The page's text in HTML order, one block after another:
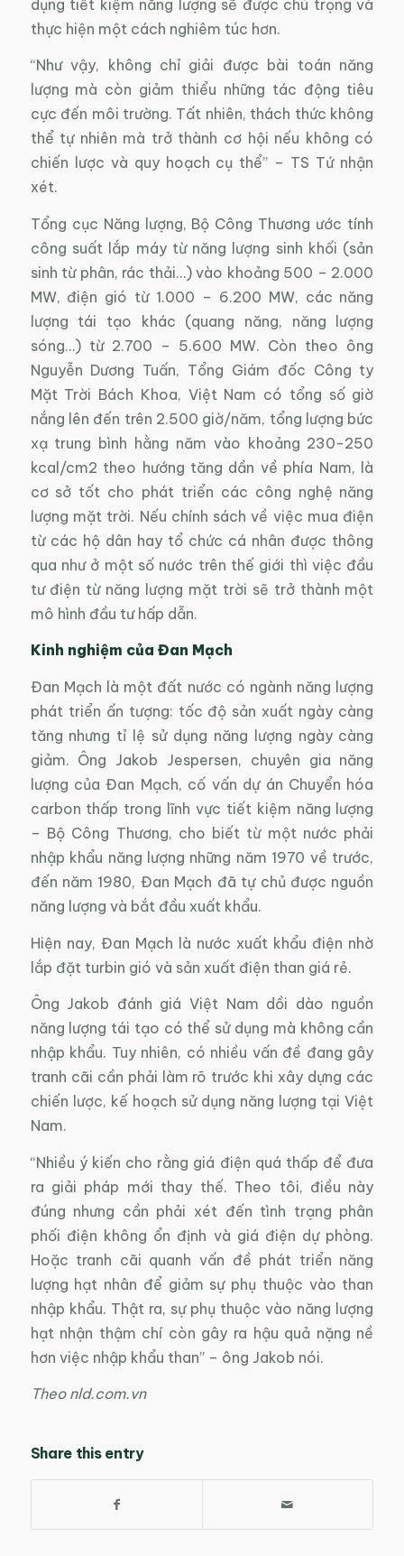
dụng tiết kiệm năng lượng sẽ được chú trọng và
thực hiện một cách nghiêm túc hơn.
“Như vậy, không chỉ giải được bài toán năng
lượng mà còn giảm thiểu những tác động tiêu
cực đến môi trường. Tất nhiên, thách thức không
thể tự nhiên mà trở thành cơ hội nếu không có
chiến lược và quy hoạch cụ thể” – TS Tứ nhận
xét.
Tổng cục Năng lượng, Bộ Công Thương ước tính
công suất lắp máy từ năng lượng sinh khối (sản
sinh từ phân, rác thải…) vào khoảng 500 – 2.000
MW, điện gió từ 1.000 – 6.200 MW, các năng
lượng tái tạo khác (quang năng, năng lượng
sóng…) từ 2.700 – 5.600 MW. Còn theo ông
Nguyễn Dương Tuấn, Tổng Giám đốc Công ty
Mặt Trời Bách Khoa, Việt Nam có tổng số giờ
nắng lên đến trên 2.500 giờ/năm, tổng lượng bức
xạ trung bình hằng năm vào khoảng 230-250
kcal/cm2 theo hướng tăng dần về phía Nam, là
cơ sở tốt cho phát triển các công nghệ năng
lượng mặt trời. Nếu chính sách về việc mua điện
từ các hộ dân hay tổ chức cá nhân được thông
qua như ở một số nước trên thế giới thì việc đầu
tư điện từ năng lượng mặt trời sẽ trở thành một
mô hình đầu tư hấp dẫn.
Kinh nghiệm của Đan Mạch
Đan Mạch là một đất nước có ngành năng lượng
phát triển ấn tượng: tốc độ sản xuất ngày càng
tăng nhưng tỉ lệ sử dụng năng lượng ngày càng
giảm. Ông Jakob Jespersen, chuyên gia năng
lượng của Đan Mạch, cố vấn dự án Chuyển hóa
carbon thấp trong lĩnh vực tiết kiệm năng lượng
– Bộ Công Thương, cho biết từ một nước phải
nhập khẩu năng lượng những năm 1970 về trước,
đến năm 1980, Đan Mạch đã tự chủ được nguồn
năng lượng và bắt đầu xuất khẩu.
Hiện nay, Đan Mạch là nước xuất khẩu điện nhờ
lắp đặt turbin gió và sản xuất điện than giá rẻ.
Ông Jakob đánh giá Việt Nam dồi dào nguồn
năng lượng tái tạo có thể sử dụng mà không cần
nhập khẩu. Tuy nhiên, có nhiều vấn đề đang gây
tranh cãi cần phải làm rõ trước khi xây dựng các
chiến lược, kế hoạch sử dụng năng lượng tại Việt
Nam.
“Nhiều ý kiến cho rằng giá điện quá thấp để đưa
ra giải pháp mới thay thế. Theo tôi, điều này
đúng nhưng cần phải xét đến tình trạng phân
phối điện không ổn định và giá điện dự phòng.
Hoặc tranh cãi quanh vấn đề phát triển năng
lượng hạt nhân để giảm sự phụ thuộc vào than
nhập khẩu. Thật ra, sự phụ thuộc vào năng lượng
hạt nhận thậm chí còn gây ra hậu quả nặng nề
hơn việc nhập khẩu than” – ông Jakob nói.
Theo nld.com.vn
Share this entry